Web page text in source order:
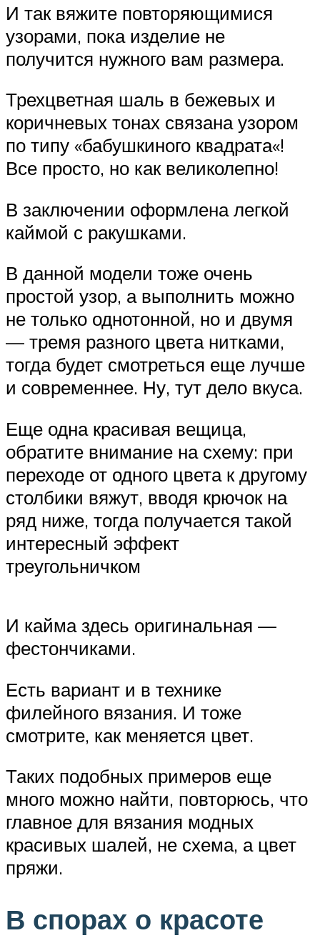
И так вяжите повторяющимися
узорами, пока изделие не
получится нужного вам размера.
Трехцветная шаль в бежевых и
коричневых тонах связана узором
по типу «бабушкиного квадрата«!
Все просто, но как великолепно!
В заключении оформлена легкой
каймой с ракушками.
В данной модели тоже очень
простой узор, а выполнить можно
не только однотонной, но и двумя
— тремя разного цвета нитками,
тогда будет смотреться еще лучше
и современнее. Ну, тут дело вкуса.
Еще одна красивая вещица,
обратите внимание на схему: при
переходе от одного цвета к другому
столбики вяжут, вводя крючок на
ряд ниже, тогда получается такой
интересный эффект
треугольничком
И кайма здесь оригинальная —
фестончиками.
Есть вариант и в технике
филейного вязания. И тоже
смотрите, как меняется цвет.
Таких подобных примеров еще
много можно найти, повторюсь, что
главное для вязания модных
красивых шалей, не схема, а цвет
пряжи.
В спорах о красоте